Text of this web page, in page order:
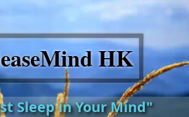
HK
Sleep in Your Mind"